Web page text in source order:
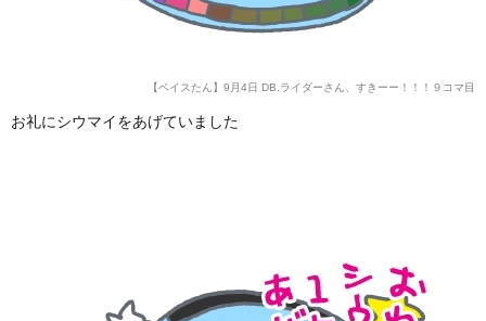
【ベイスたん】9月4日 DB.ライダーさん、すきーー！！！９コマ目
お礼にシウマイをあげていました